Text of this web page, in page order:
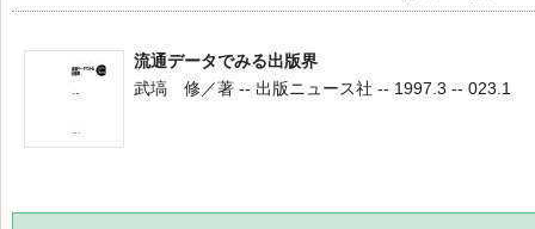
流通データでみる出版界
武塙 修／著 -- 出版ニュース社 -- 1997.3 -- 023.1